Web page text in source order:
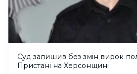
Суд залишив без змін вирок
Пристані на Херсонщині